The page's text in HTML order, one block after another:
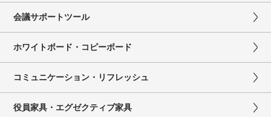
会議サポートツール
ホワイトボード・コピーボード
コミュニケーション・リフレッシュ
役員家具・エグゼクティブ家具